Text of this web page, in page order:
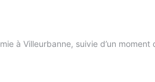
à Villeurbanne, suivie d’un